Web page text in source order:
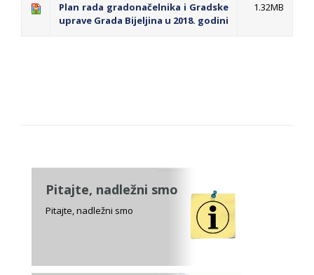
Plan rada gradonačelnika i Gradske
uprave Grada Bijeljina u 2018. godini
1.32MB
Pitajte, nadležni smo
Pitajte, nadležni smo